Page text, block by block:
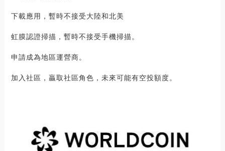
下載應用，暫時不接受大陸和北美
虹膜認證掃描，暫時不接受手機掃描。
申請成為地區運營商。
加入社區，贏取社區角色，未來可能有空投額度。